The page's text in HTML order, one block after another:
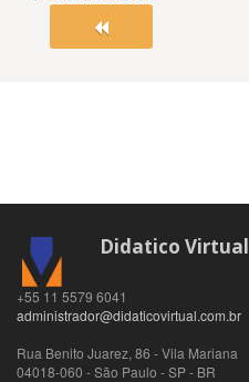
Didatico Virtual
+55 11 5579 6041
administrador@didaticovirtual.com.br
Rua Benito Juarez, 86 - Vila Mariana
04018-060 -São Paulo -SP- BR